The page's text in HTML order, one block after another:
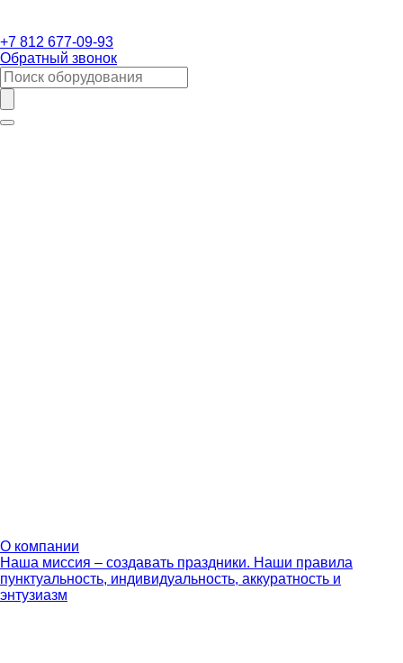
+7 812 677-09-93
Обратный звонок
О компании
Наша миссия – создавать праздники. Наши правила
пунктуальность, индивидуальность, аккуратность и
энтузиазм